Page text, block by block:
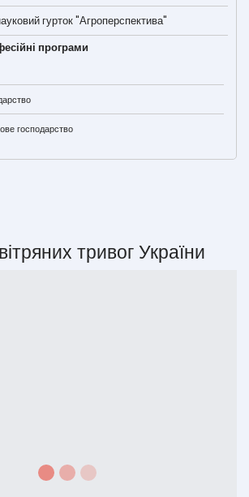
гурток "Агроперспектива"
програми
господарство
тривог України